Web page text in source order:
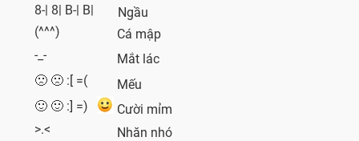
8-| 8| B-| B|
Ngầu
(^^^)
Cá mập
-_-
Mắt lác
🙁 🙁 :[ =(
Mếu
🙂 🙂 :] =)
Cười mỉm
>.<
Nhăn nhó